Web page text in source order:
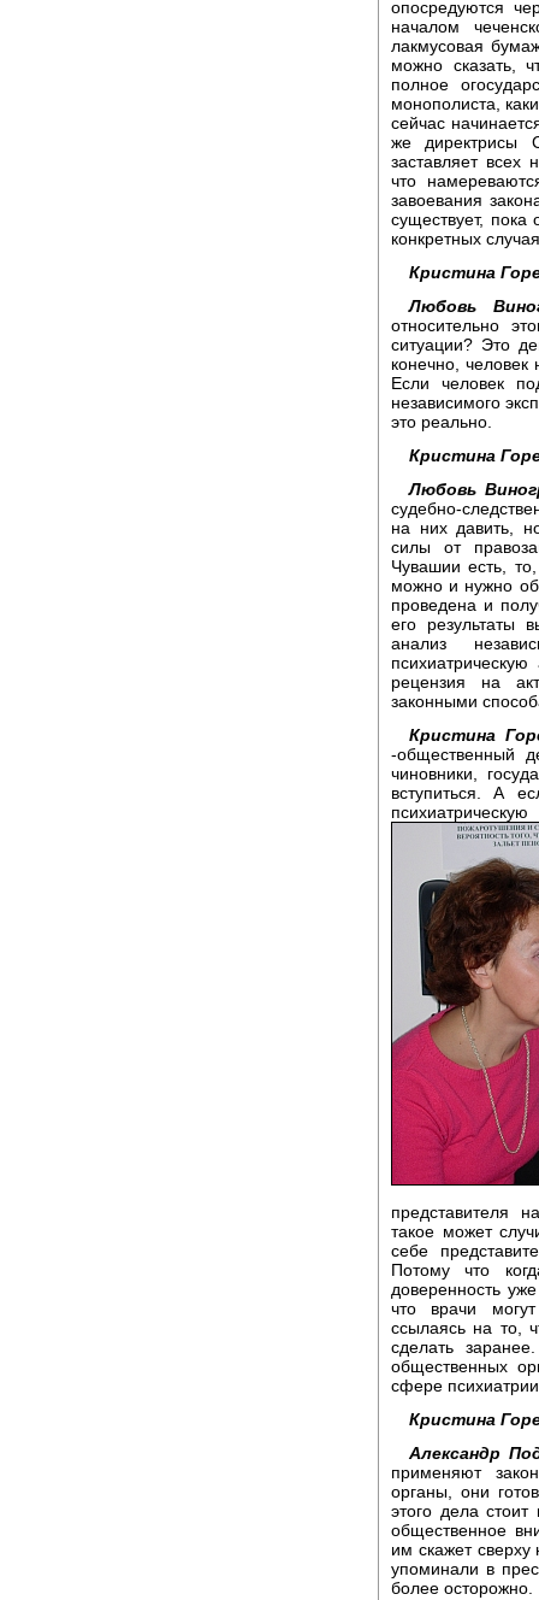
опосредуются
началом
лакмусовая
можно сказать,
полное
монополиста,
сейчас
же директрисы
заставляет всех
что
завоевания
существует,
конкретных
Кристина
Любовь
относительно
ситуации? Это
конечно, человек
Если человек
независимого
это реально.
Кристина
Любовь
судебно-
на них давить,
силы от
Чувашии есть,
можно и нужно
проведена и
его результаты
анализ
рецензия на
законными
Кристина
-общественный
чиновники,
вступиться. А
представителя
такое может
себе
Потому что
доверенность
что врачи могут
ссылаясь на то,
сделать
общественных
сфере
Кристина
Александр
применяют
органы, они
этого дела
общественное
им скажет сверху
упоминали в
более осторожно.